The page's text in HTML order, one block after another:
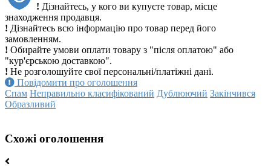
! Дізнайтесь, у кого ви купуєте товар, місце
знаходження продавця.
! Дізнайтесь всю інформацію про товар перед його
замовленням.
! Обирайте умови оплати товару з "після оплатою" або
"кур'єрською доставкою".
! Не розголошуйте свої персональні/платіжні дані.
Повідомити про оголошення
Спам Неправильно класифікований Дублюючий Закінчився
Образливий
Схожі оголошення